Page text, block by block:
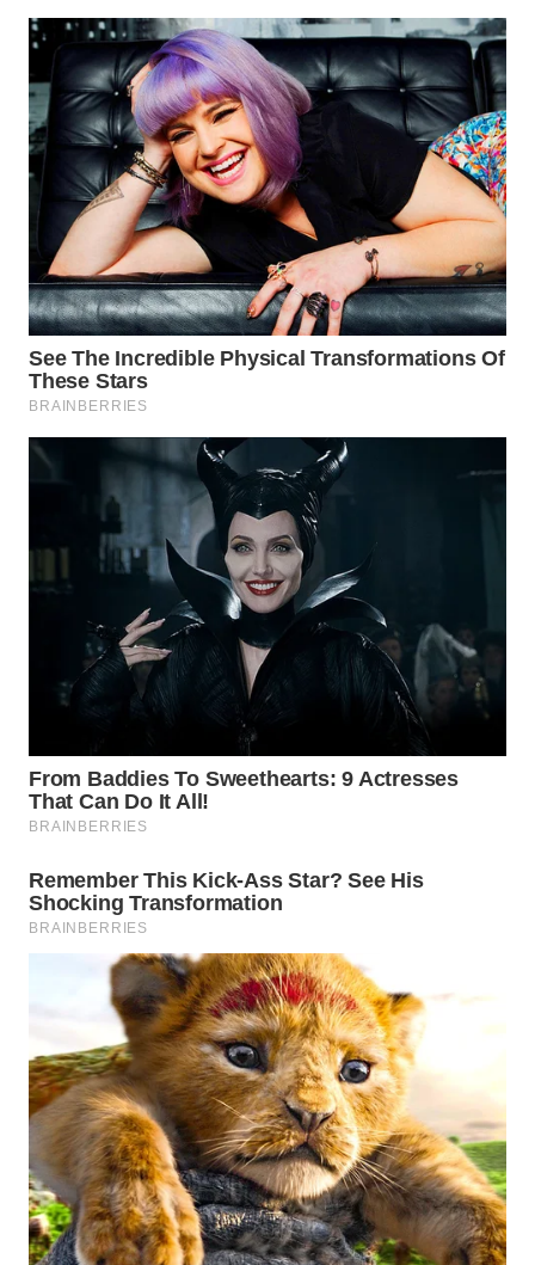
WN
MALUT
WN
DAIRI
WN
DANAU
TOBA
WN
NIAS
TAPANULI
SELATAN
WN
TANJUNG
LESUNG
KARO
WN
WN
LABUHANBATU
TAPANULI
TENGAH
WN DELI
SERDANG
WN
TEBING
TINGGI